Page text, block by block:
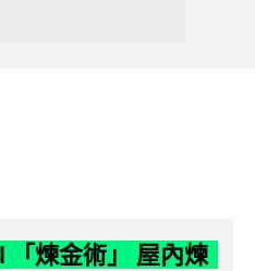
「煉金術」 屋內煉